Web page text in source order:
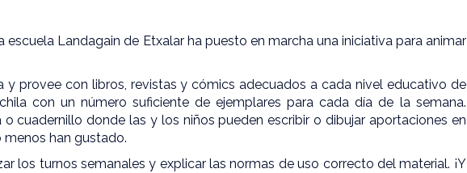
escuela Landagain de Etxalar ha puesto en marcha una iniciativa para animar
y provee con libros, revistas y cómics adecuados a cada nivel educativo de
con un número suficiente de ejemplares para cada día de la semana.
cuadernillo donde las y los niños pueden escribir o dibujar aportaciones en
han gustado.
los turnos semanales y explicar las normas de uso correcto del material. ¡Y